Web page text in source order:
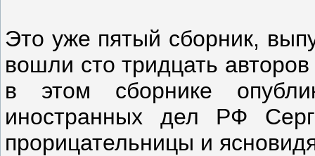
Это уже пятый сборник,
вошли сто тридцать
в этом сборнике
иностранных дел РФ
прорицательницы и